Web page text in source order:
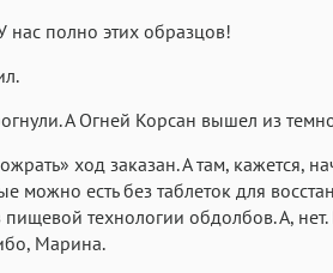
нас полно этих образцов!
А Огней Корсан вышел из
ход заказан. А там, кажется,
можно есть без таблеток для
пищевой технологии обдолбов. А,
Марина.